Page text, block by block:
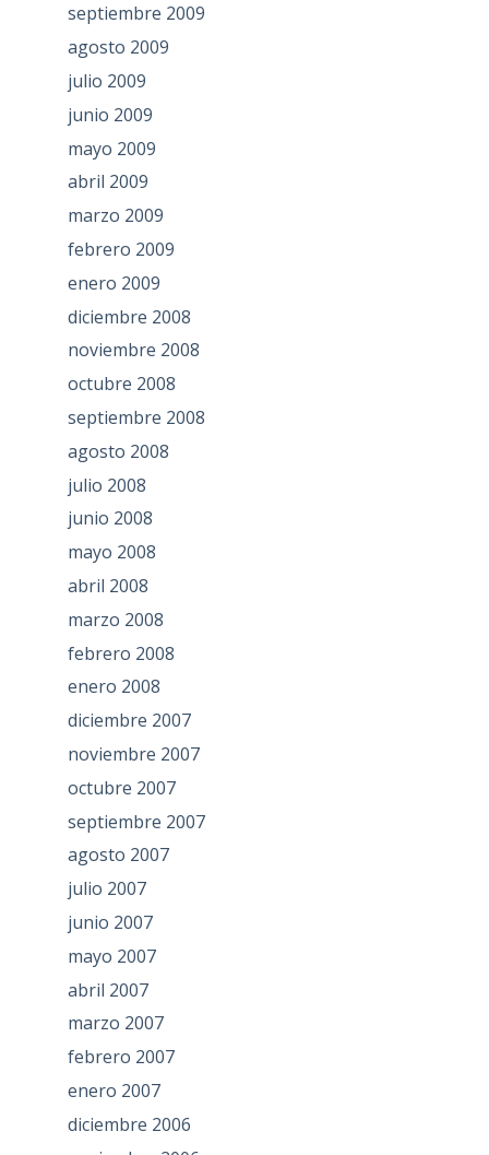
septiembre 2009
agosto 2009
julio 2009
junio 2009
mayo 2009
abril 2009
marzo 2009
febrero 2009
enero 2009
diciembre 2008
noviembre 2008
octubre 2008
septiembre 2008
agosto 2008
julio 2008
junio 2008
mayo 2008
abril 2008
marzo 2008
febrero 2008
enero 2008
diciembre 2007
noviembre 2007
octubre 2007
septiembre 2007
agosto 2007
julio 2007
junio 2007
mayo 2007
abril 2007
marzo 2007
febrero 2007
enero 2007
diciembre 2006